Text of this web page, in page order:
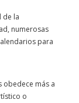
de la
numerosas
para
obedece más a
o